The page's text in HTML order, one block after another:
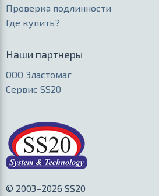
Проверка подлинности
Где купить?
Наши партнеры
ООО Эластомаг
Сервис SS20
© 2003–2026 SS20